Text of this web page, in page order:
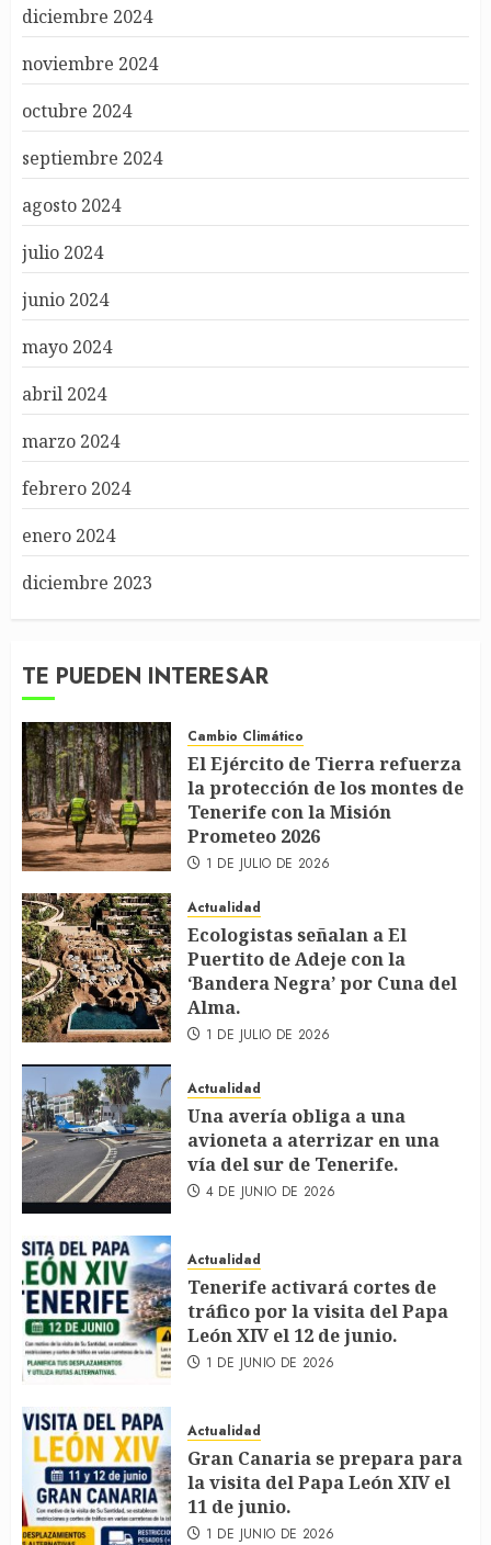
diciembre 2024
noviembre 2024
octubre 2024
septiembre 2024
agosto 2024
julio 2024
junio 2024
mayo 2024
abril 2024
marzo 2024
febrero 2024
enero 2024
diciembre 2023
TE PUEDEN INTERESAR
Cambio Climático
El Ejército de Tierra refuerza
la protección de los montes de
Tenerife con la Misión
Prometeo 2026
1 DE JULIO DE 2026
Actualidad
Ecologistas señalan a El
Puertito de Adeje con la
‘Bandera Negra’ por Cuna del
Alma.
1 DE JULIO DE 2026
Actualidad
Una avería obliga a una
avioneta a aterrizar en una
vía del sur de Tenerife.
4 DE JUNIO DE 2026
Actualidad
Tenerife activará cortes de
tráfico por la visita del Papa
León XIV el 12 de junio.
1 DE JUNIO DE 2026
Actualidad
Gran Canaria se prepara para
la visita del Papa León XIV el
11 de junio.
1 DE JUNIO DE 2026